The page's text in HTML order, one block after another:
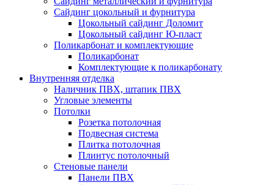
Сайдинг цокольный и фурнитура
Цокольный сайдинг Доломит
Цокольный сайдинг Ю-пласт
Поликарбонат и комплектующие
Поликарбонат
Комплектующие к поликарбонату
Внутренняя отделка
Наличник ПВХ, штапик ПВХ
Угловые элементы
Потолки
Розетка потолочная
Подвесная система
Плитка потолочная
Плинтус потолочный
Стеновые панели
Панели ПВХ